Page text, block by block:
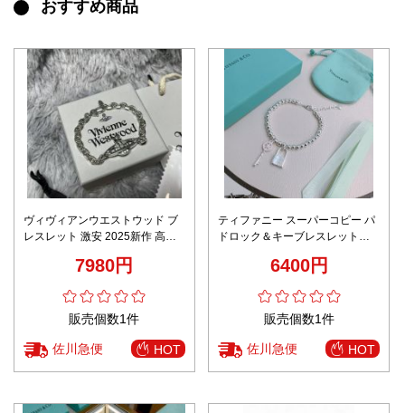
おすすめ商品
ヴィヴィアンウエストウッド ブ
レスレット 激安 2025新作 高級
度 オーブロゴ 安心サイト限定
7980円
販売個数1件
佐川急便 HOT
ティファニー スーパーコピー パ
ドロック＆キーブレスレット
度 高級感仕上げ 発送保証 秘密厳
6400円
販売個数1件
佐川急便 HOT